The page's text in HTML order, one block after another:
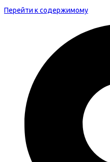
Перейти к содержимому